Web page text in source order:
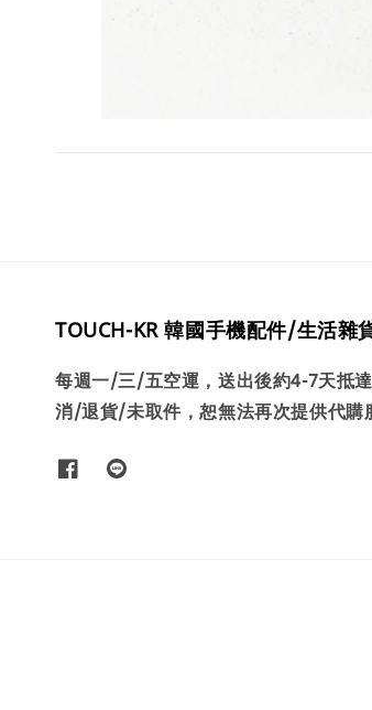
TOUCH-KR 韓國手機配件/生活雜
每週一/三/五空運，送出後約4-7天抵
消/退貨/未取件，恕無法再次提供代購